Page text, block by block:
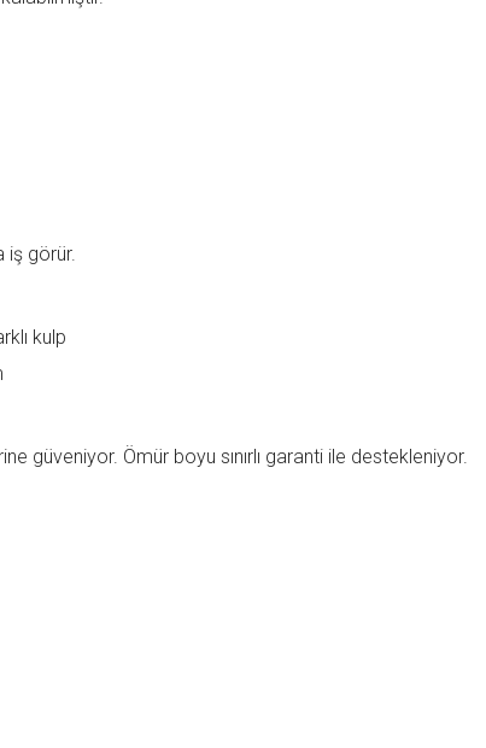
iş görür.
kulp
güveniyor. Ömür boyu sınırlı garanti ile destekleniyor.